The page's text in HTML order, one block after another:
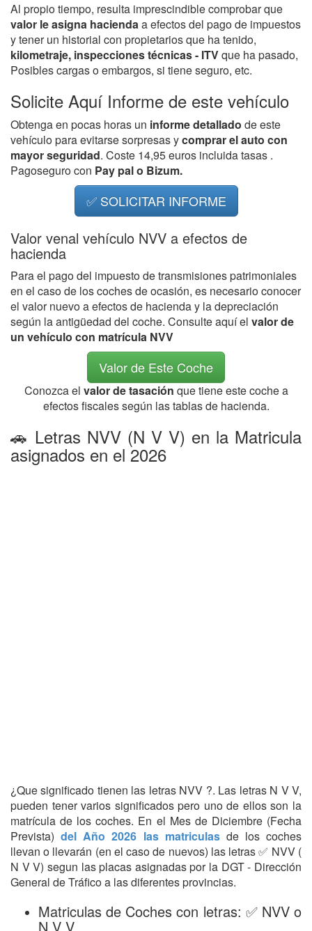
Al propio tiempo, resulta imprescindible comprobar que
valor le asigna haciendaa efectos del pago de impuestos
y tener un historial con propietarios que ha tenido,
kilometraje, inspecciones técnicas - ITVque ha pasado,
Posibles cargas o embargos, si tiene seguro, etc.
Solicite Aquí Informe de este vehículo
Obtenga en pocas horas un informe detallado de este
vehículo para evitarse sorpresas ycomprar el auto con
mayor seguridad. Coste 14,95 euros incluida tasas .
Pagoseguro con Pay pal o Bizum.
✅ SOLICITAR INFORME
Valor venal vehículo NVV a efectos de
hacienda
Para el pago del impuesto de transmisiones patrimoniales
en el caso de los coches de ocasión, es necesario conocer
el valor nuevo a efectos de hacienda y la depreciación
según la antigüedad del coche. Consulte aquí el valor de
un vehículo con matrícula NVV
Valor de Este Coche
Conozca el valor de tasación que tiene este coche a
efectos fiscales según las tablas de hacienda.
🚗 Letras NVV (N V V) en la Matricula
asignados en el 2026
¿Que significado tienen las letras NVV ?. Las letras N V V,
pueden tener varios significados pero uno de ellos son la
matrícula de los coches. En el Mes de Diciembre (Fecha
Prevista)del Año 2026 las matriculas de los coches
llevan o llevarán (en el caso de nuevos) las letras ✅ NVV (
N V V) segun las placas asignadas por la DGT - Dirección
General de Tráfico a las diferentes provincias.
Matriculas de Coches con letras: ✅ NVV o
N V V